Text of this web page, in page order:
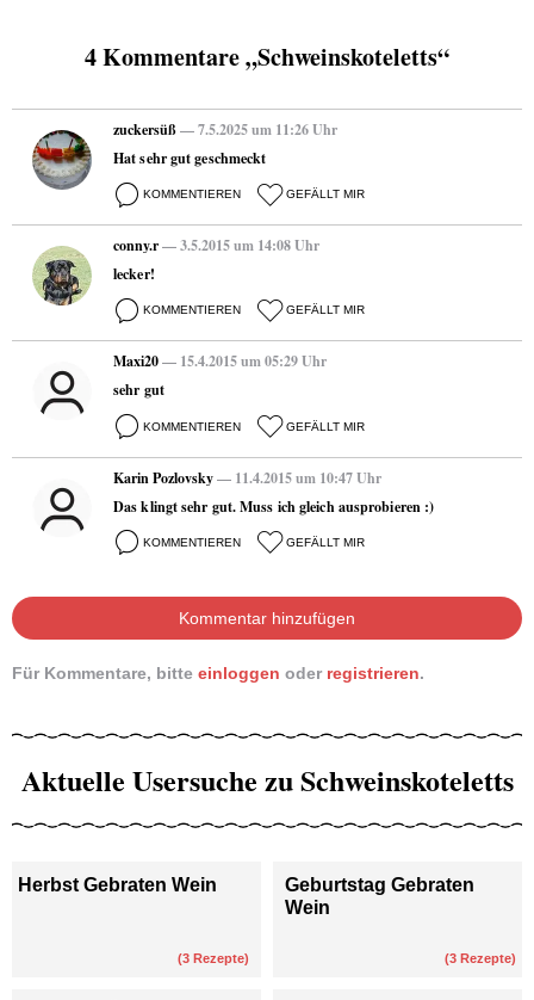
4 Kommentare „Schweinskoteletts“
zuckersüß— 7.5.2025 um 11:26 Uhr
Hat sehr gut geschmeckt
KOMMENTIEREN GEFÄLLT MIR
conny.r— 3.5.2015 um 14:08 Uhr
lecker!
KOMMENTIEREN GEFÄLLT MIR
Maxi20— 15.4.2015 um 05:29 Uhr
sehr gut
KOMMENTIEREN GEFÄLLT MIR
Karin Pozlovsky— 11.4.2015 um 10:47 Uhr
Das klingt sehr gut. Muss ich gleich ausprobieren :)
KOMMENTIEREN GEFÄLLT MIR
Kommentar hinzufügen
Für Kommentare, bitte einloggen oder registrieren.
Aktuelle Usersuche zu Schweinskoteletts
Herbst Gebraten Wein
(3 Rezepte)
Geburtstag Gebraten
Wein
(3 Rezepte)